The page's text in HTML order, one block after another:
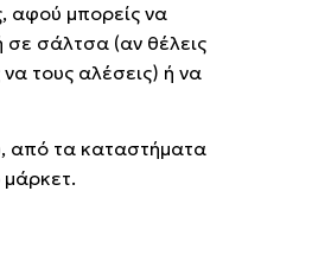
αφού μπορείς να
σε σάλτσα (αν θέλεις
τους αλέσεις) ή να
από τα καταστήματα
μάρκετ.